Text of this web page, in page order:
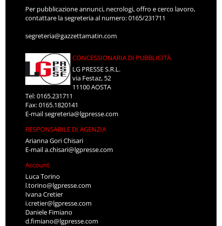
Per pubblicazione annunci, necrologi, offro e cerco lavoro,
contattare la segreteria al numero: 0165/231711
segreteria@gazzettamatin.com
CONCESSIONARIA DI PUBBLICITÀ
LG PRESSE S.R.L.
via Festaz, 52
11100 AOSTA
Tel: 0165.231711
Fax: 0165.1820141
E-mailsegreteria@lgpresse.com
RESPONSABILE DI AGENZIA
Arianna Gori Chisari
E-maila.chisari@lgpresse.com
Account
Luca Torino
l.torino@lgpresse.com
Ivana Cretier
i.cretier@lgpresse.com
Daniele Fimiano
d.fimiano@lgpresse.com